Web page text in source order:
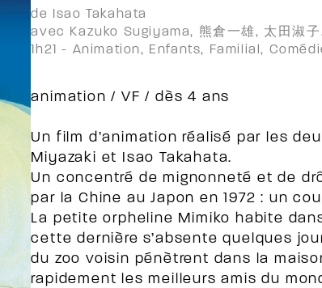
de Isao Takahata
avec Kazuko Sugiyama, 熊倉一雄, 太田淑
1h21 - Animation, Enfants, Familial,
animation / VF / dès 4 ans
Un film d’animation réalisé par les
Miyazaki et Isao Takahata.
Un concentré de mignonneté et de
par la Chine au Japon en 1972 : un
La petite orpheline Mimiko habite
cette dernière s’absente quelques
du zoo voisin pénètrent dans la
rapidement les meilleurs amis du